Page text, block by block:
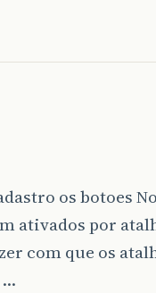
os botoes
ativados por
com que os
…